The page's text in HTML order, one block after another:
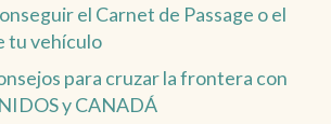
el Carnet de Passage o el
tu vehículo
para cruzar la frontera con
y CANADÁ